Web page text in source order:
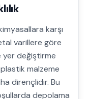
karşı
varillere göre
yer değiştirme
plastik malzeme
dirençlidir. Bu
depolama